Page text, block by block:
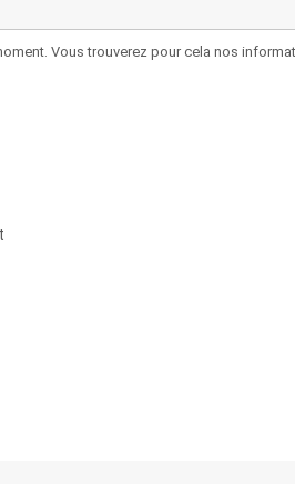
Vous trouverez pour cela nos